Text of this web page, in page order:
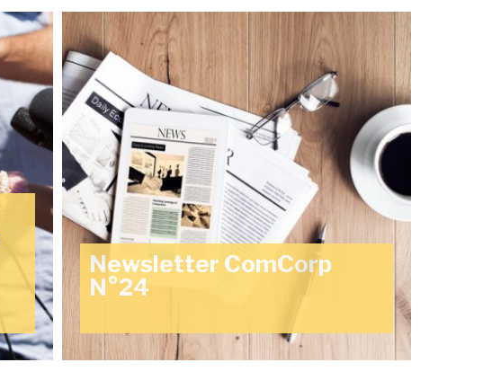
Newsletter ComCorp
N°24